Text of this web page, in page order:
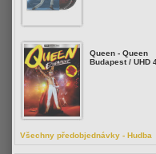
Queen - Queen
Budapest / UHD
Všechny předobjednávky - Hudba